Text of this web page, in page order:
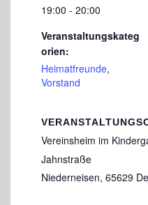
19:00 - 20:00
Veranstaltungskateg
orien:
Heimatfreunde,
Vorstand
Vereinsheim im
Jahnstraße
Niederneisen, 65629